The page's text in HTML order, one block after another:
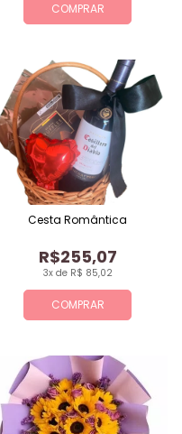
COMPRAR
COMPRAR
3x de R$ 85,02
R$255,07
Cesta Romântica